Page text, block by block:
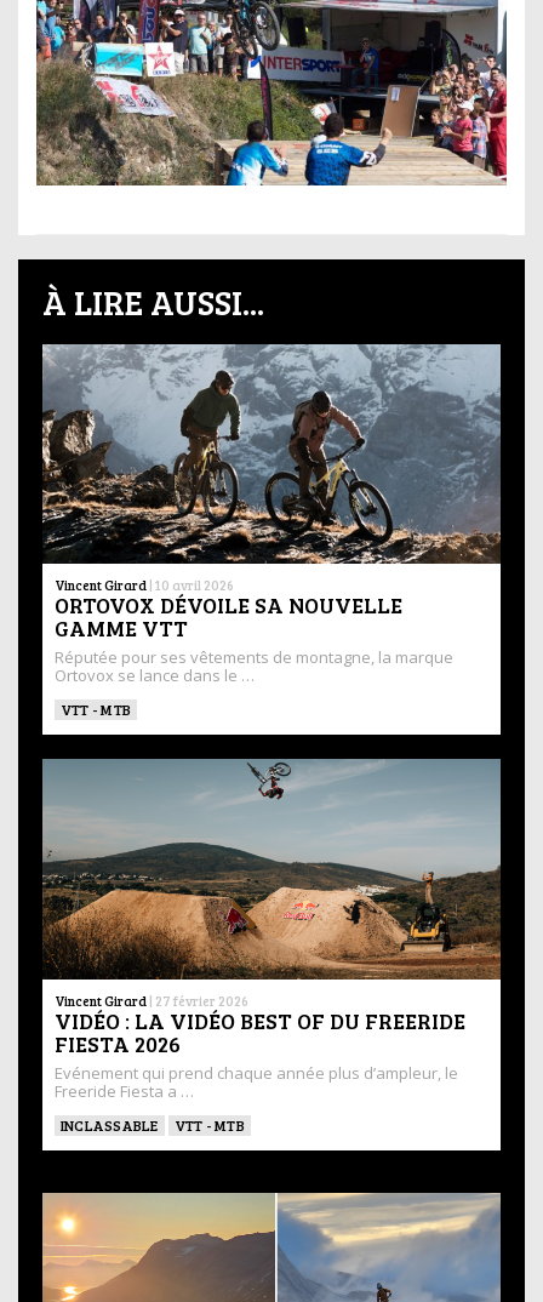
À LIRE AUSSI...
Vincent Girard | 10 avril 2026
ORTOVOX DÉVOILE SA NOUVELLE
GAMME VTT
Réputée pour ses vêtements de montagne, la marque
Ortovox se lance dans le …
VTT - MTB
Vincent Girard | 27 février 2026
VIDÉO : LA VIDÉO BEST OF DU FREERIDE
FIESTA 2026
Evénement qui prend chaque année plus d’ampleur, le
Freeride Fiesta a …
INCLASSABLE VTT - MTB